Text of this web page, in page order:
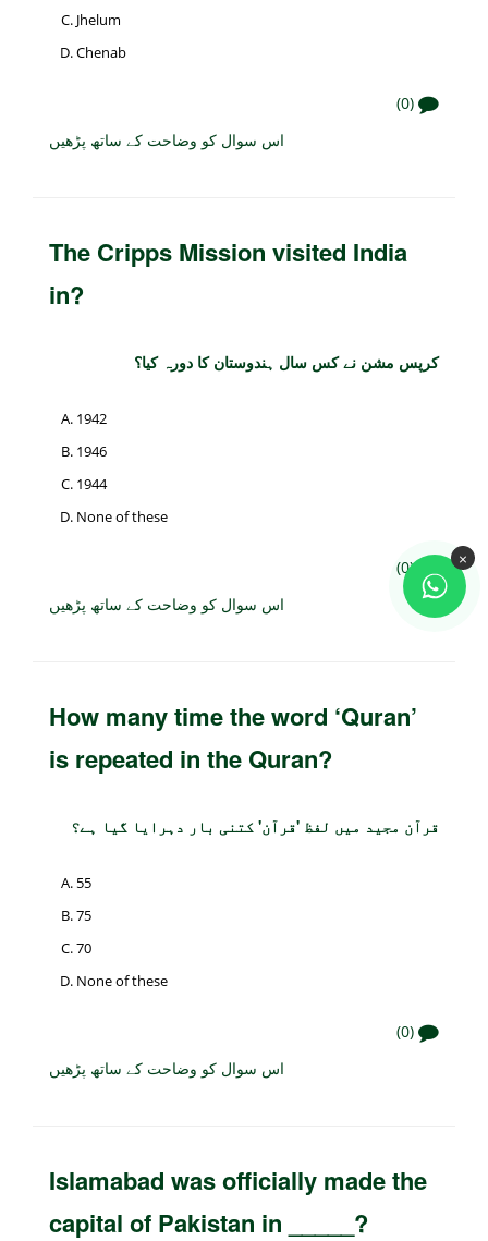
Jhelum
Chenab
(0)
اس سوال کو وضاحت کے ساتھ پڑھیں
The Cripps Mission visited India
in?
کرپس مشن نے کس سال ہندوستان کا دورہ کیا؟
1942
1946
1944
None of these
(0)
اس سوال کو وضاحت کے ساتھ پڑھیں
How many time the word ‘Quran’
is repeated in the Quran?
قرآن مجید میں لفظ 'قرآن' کتنی بار دہرایا گیا ہے؟
55
75
70
None of these
(0)
اس سوال کو وضاحت کے ساتھ پڑھیں
Islamabad was officially made the
capital of Pakistan in _____?
×